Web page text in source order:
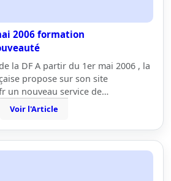
2006 formation
la DF A partir du 1er mai 2006 , la
propose sur son site
un nouveau service de…
Voir l'Article